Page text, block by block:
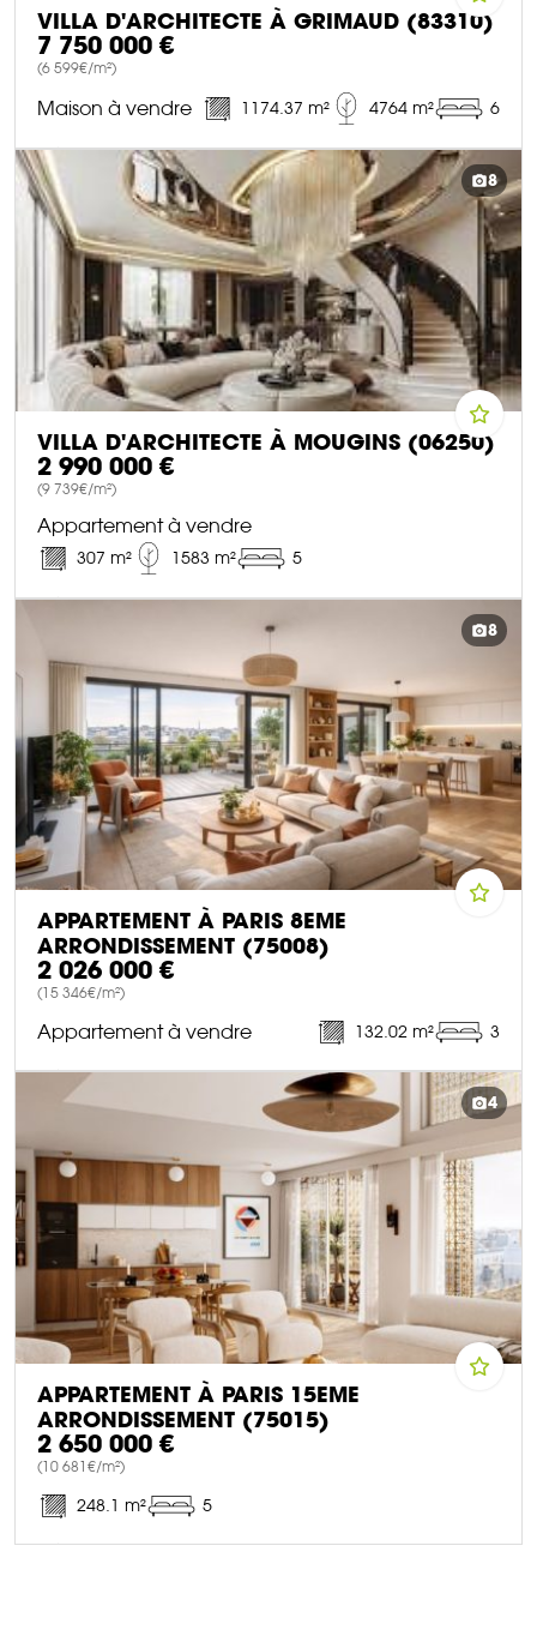
VILLA D'ARCHITECTE À GRIMAUD (83310)
7 750 000 €
(6 599€/m²)
Maison à vendre 1174.37 m² 4764 m² 6
DÉCOUVRIR CE BIEN
8
VILLA D'ARCHITECTE À MOUGINS (06250)
2 990 000 €
(9 739€/m²)
Appartement à vendre
307 m² 1583 m² 5
8
APPARTEMENT À PARIS 8EME
ARRONDISSEMENT (75008)
2 026 000 €
(15 346€/m²)
Appartement à vendre 132.02 m² 3
DÉCOUVRIR CE BIEN
4
APPARTEMENT À PARIS 15EME
ARRONDISSEMENT (75015)
2 650 000 €
(10 681€/m²)
248.1 m² 5